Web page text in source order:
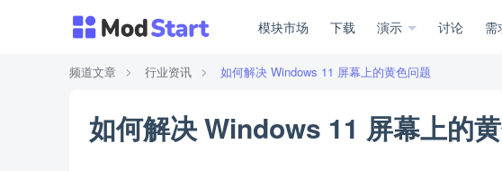
模块市场 下载 演示 讨论 需
频道文章 行业资讯 如何解决 Windows 11 屏幕上的黄色问题
如何解决 Windows 11 屏幕上的